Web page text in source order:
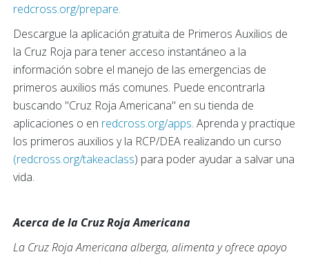
redcross.org/prepare.
Descargue la aplicación gratuita de Primeros Auxilios de
la Cruz Roja para tener acceso instantáneo a la
información sobre el manejo de las emergencias de
primeros auxilios más comunes. Puede encontrarla
buscando "Cruz Roja Americana" en su tienda de
aplicaciones o en redcross.org/apps. Aprenda y practique
los primeros auxilios y la RCP/DEA realizando un curso
(redcross.org/takeaclass) para poder ayudar a salvar una
vida.
Acerca de la Cruz Roja Americana
La Cruz Roja Americana alberga, alimenta y ofrece apoyo